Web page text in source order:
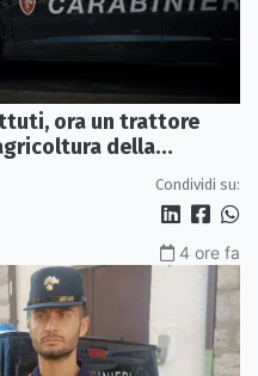
ora un trattore
della
Condividi su:
4 ore fa